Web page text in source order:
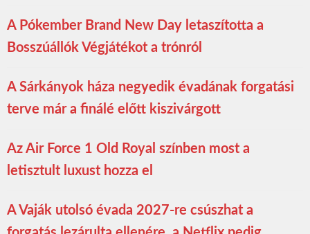
A Pókember Brand New Day letaszította a
Bosszúállók Végjátékot a trónról
A Sárkányok háza negyedik évadának forgatási
terve már a finálé előtt kiszivárgott
Az Air Force 1 Old Royal színben most a
letisztult luxust hozza el
A Vaják utolsó évada 2027-re csúszhat a